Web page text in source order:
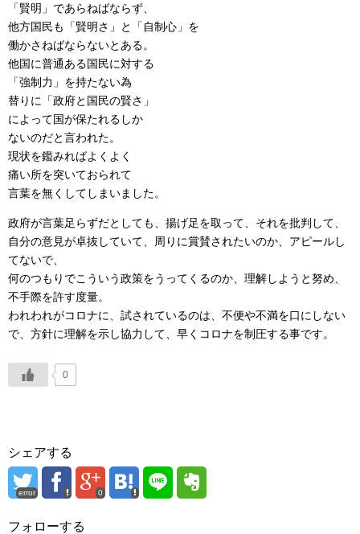
「賢明」であらねばならず、
他方国民も「賢明さ」と「自制心」を
働かさねばならないとある。
他国に普通ある国民に対する
「強制力」を持たない為
替りに「政府と国民の賢さ」
によって国が保たれるしか
ないのだと言われた。
現状を鑑みればよくよく
痛い所を突いておられて
言葉を無くしてしまいました。
政府が言葉足らずだとしても、揚げ足を取って、それを批判して、
自分の意見が卓抜していて、周りに賞賛されたいのか、アピールし
てないで、
何のつもりでこういう政策をうってくるのか、理解しようと努め、
不手際を許す度量。
われわれがコロナに、試されているのは、不便や不満を口にしない
で、方針に理解を示し協力して、早くコロナを制圧する事です。
0
シェアする
error 0
フォローする